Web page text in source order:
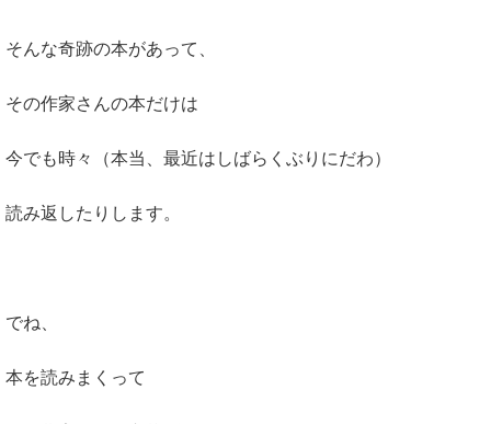
そんな奇跡の本があって、
その作家さんの本だけは
今でも時々（本当、最近はしばらくぶりにだわ）
読み返したりします。
でね、
本を読みまくって